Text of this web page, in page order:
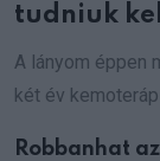
tudniuk
A lányom éppen
két év
Robbanhat